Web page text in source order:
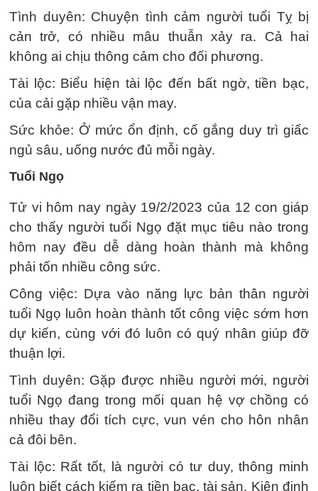
Tình duyên: Chuyện tình cảm người tuổi Tỵ bị
cản trở, có nhiều mâu thuẫn xảy ra. Cả hai
không ai chịu thông cảm cho đối phương.
Tài lộc: Biểu hiện tài lộc đến bất ngờ, tiền bạc,
của cải gặp nhiều vận may.
Sức khỏe: Ở mức ổn định, cố gắng duy trì giấc
ngủ sâu, uống nước đủ mỗi ngày.
Tuổi Ngọ
Tử vi hôm nay ngày 19/2/2023 của 12 con giáp
cho thấy người tuổi Ngọ đặt mục tiêu nào trong
hôm nay đều dễ dàng hoàn thành mà không
phải tốn nhiều công sức.
Công việc: Dựa vào năng lực bản thân người
tuổi Ngọ luôn hoàn thành tốt công việc sớm hơn
dự kiến, cùng với đó luôn có quý nhân giúp đỡ
thuận lợi.
Tình duyên: Gặp được nhiều người mới, người
tuổi Ngọ đang trong mối quan hệ vợ chồng có
nhiều thay đổi tích cực, vun vén cho hôn nhân
cả đôi bên.
Tài lộc: Rất tốt, là người có tư duy, thông minh
luôn biết cách kiếm ra tiền bạc, tài sản. Kiên định